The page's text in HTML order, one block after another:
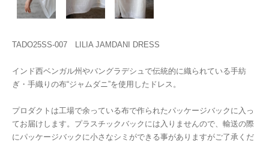
TADO25SS-007 LILIA JAMDANI DRESS
インド西ベンガル州やバングラデシュで伝統的に織られている手紡
ぎ・手織りの布“ジャムダニ”を使用したドレス。
プロダクトは工場で余っている布で作られたパッケージバックに入っ
てお届けします。プラスチックバックには入りませんので、輸送の際
にパッケージバックに小さなシミができる事がありますがご了承くだ